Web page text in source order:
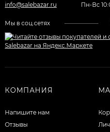
info@salebazar.ru Пн-Вс
Мы в соц.сетях
КОМПАНИЯ
Напишите нам
Отзывы